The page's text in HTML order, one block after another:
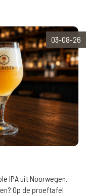
03-08-26
IPA uit Noorwegen.
Op de proeftafel